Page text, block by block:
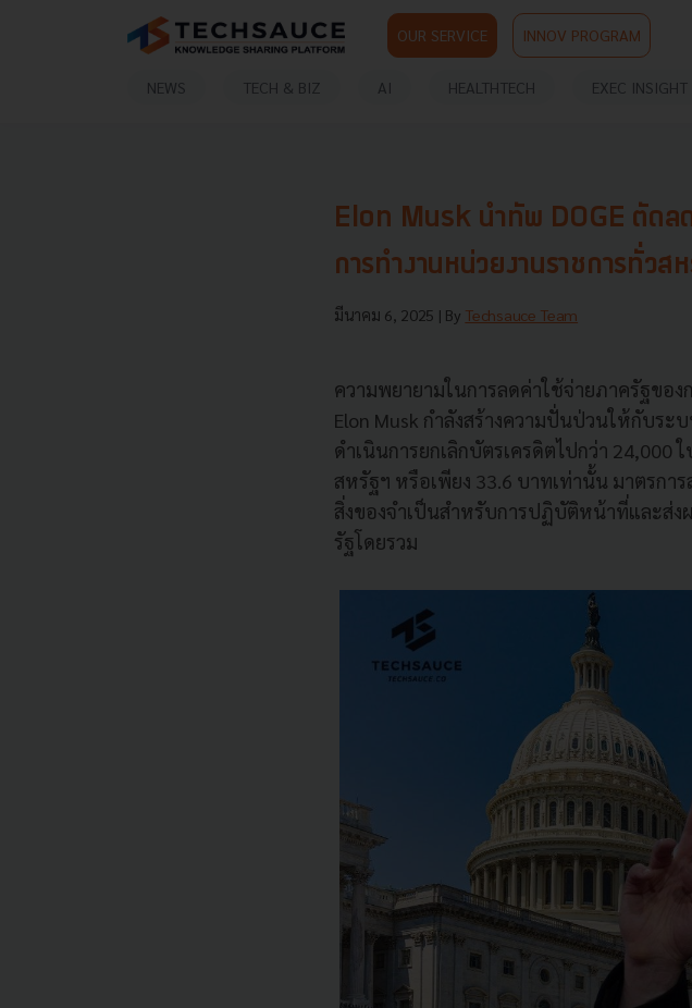
OUR SERVICE INNOV PROGRAM
NEWS TECH & BIZ AI HEALTHTECH EXEC INSIGHT
Elon Musk นำทัพ DOGE ตัดล
การทำงานหน่วยงานราชการทั่วส
มีนาคม 6, 2025 | By Techsauce Team
ความพยายามในการลดค่าใช้จ่ายภาครัฐขอ
Elon Musk กำลังสร้างความปั่นป่วนให้กับร
ดำเนินการยกเลิกบัตรเครดิตไปกว่า 24,000
สหรัฐฯ หรือเพียง 33.6 บาทเท่านั้น มาตรก
สิ่งของจำเป็นสำหรับการปฏิบัติหน้าที่และส่
รัฐโดยรวม